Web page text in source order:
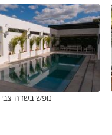
נופש בשדה צבי